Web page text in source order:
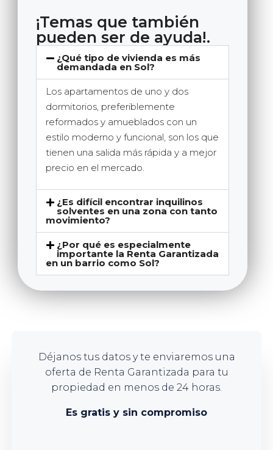
¡Temas que también
pueden ser de ayuda!.
¿Qué tipo de vivienda es más
demandada en Sol?
Los apartamentos de uno y dos
dormitorios, preferiblemente
reformados y amueblados con un
estilo moderno y funcional, son los que
tienen una salida más rápida y a mejor
precio en el mercado.
¿Es difícil encontrar inquilinos
solventes en una zona con tanto
movimiento?
¿Por qué es especialmente
importante la Renta Garantizada
en un barrio como Sol?
Déjanos tus datos y te enviaremos una
oferta de Renta Garantizada para tu
propiedad en menos de 24 horas.
Es gratis y sin compromiso